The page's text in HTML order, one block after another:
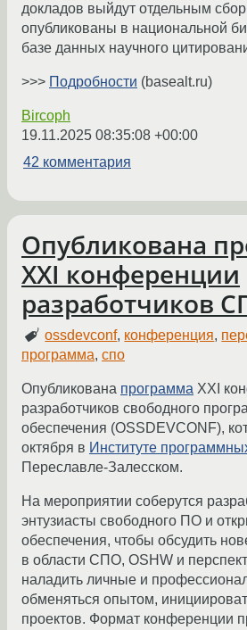
докладов выйдут отдельным
опубликованы в национальной
базе данных научного
>>> Подробности (basealt.ru)
Bircoph
19.11.2025 08:35:08 +00:00
42 комментария
Опубликована
XXI конференции
разработчиков
ossdevconf, конференция,
программа, спо
Опубликована программа XXI
разработчиков свободного
обеспечения (OSSDEVCONF),
октября в Институте
Переславле-Залесском.
На мероприятии соберутся
энтузиасты свободного ПО и
обеспечения, чтобы обсудить
в области СПО, OSHW и
наладить личные и
обменяться опытом,
проектов. Формат конференции